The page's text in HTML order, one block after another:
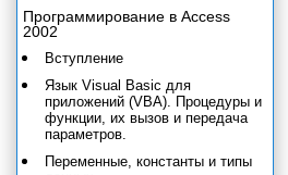
Программирование в Access
2002
Вступление
Язык Visual Basic для
приложений (VBA). Процедуры и
функции, их вызов и передача
параметров.
Переменные, константы и типы